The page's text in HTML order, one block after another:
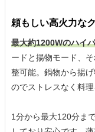
頼もしい高火力な
最大約1200Wのハイ
ードと揚物モード、
整可能。鍋物から揚
のでストレスなく料理
1分から最大120分ま